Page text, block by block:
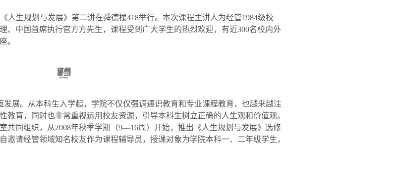
人生规划与发展》第二讲在舜德楼418举行。本次课程主讲人为经管1984级校
、中国首席执行官方方先生，课程受到广大学生的热烈欢迎，有近300名校内外
。
展。从本科生入学起，学院不仅仅强调通识教育和专业课程教育，也越来越注
教育，同时也非常重视运用校友资源，引导本科生树立正确的人生观和价值观。
共同组织，从2008年秋季学期（9—16周）开始，推出《人生规划与发展》选修
邀请经管领域知名校友作为课程辅导员，授课对象为学院本科一、二年级学生，